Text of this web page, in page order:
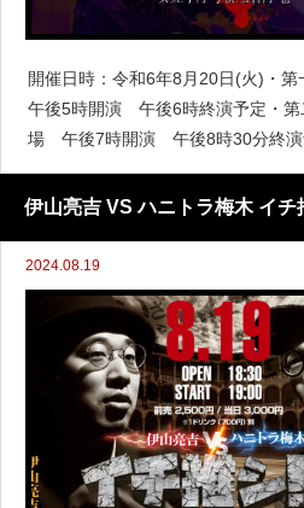
開催日時：令和6年8月20日(火)・
午後5時開演 午後6時終演予定・
場 午後7時開演 午後8時30分終
（兵庫県尼崎市杭瀬本町1-25-5）
徒歩約５分出演： 宇津呂 鹿太郎（
伊山亮吉 VS ハニトラ梅木 イチ
2024.08.19